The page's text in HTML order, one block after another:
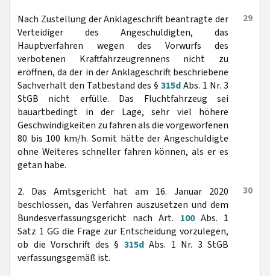
29
Nach Zustellung der Anklageschrift beantragte der
Verteidiger des Angeschuldigten, das
Hauptverfahren wegen des Vorwurfs des
verbotenen Kraftfahrzeugrennens nicht zu
eröffnen, da der in der Anklageschrift beschriebene
Sachverhalt den Tatbestand des § 315dAbs. 1 Nr. 3
StGB nicht erfülle. Das Fluchtfahrzeug sei
bauartbedingt in der Lage, sehr viel höhere
Geschwindigkeiten zu fahren als die vorgeworfenen
80 bis 100 km/h. Somit hätte der Angeschuldigte
ohne Weiteres schneller fahren können, als er es
getan habe.
30
2. Das Amtsgericht hat am 16. Januar 2020
beschlossen, das Verfahren auszusetzen und dem
Bundesverfassungsgericht nach Art. 100Abs. 1
Satz 1 GG die Frage zur Entscheidung vorzulegen,
ob die Vorschrift des § 315dAbs. 1 Nr. 3 StGB
verfassungsgemäß ist.